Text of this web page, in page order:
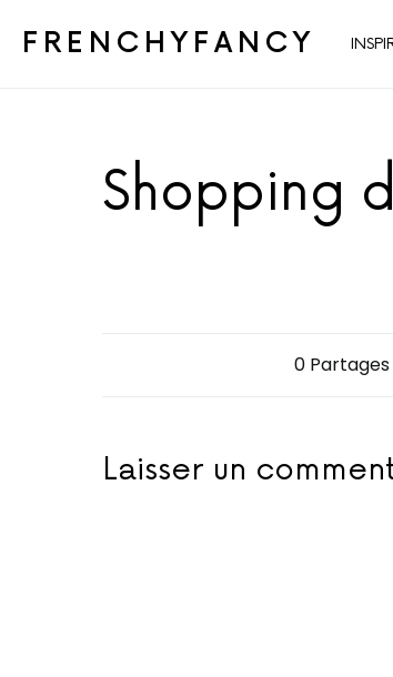
FRENCHYFANCY
Shopping
0 Partages
Laisser un